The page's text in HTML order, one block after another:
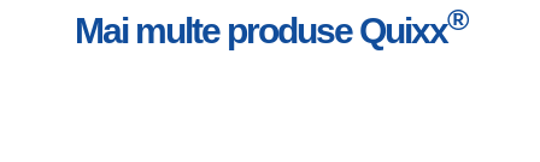
Mai multe produse Quixx®